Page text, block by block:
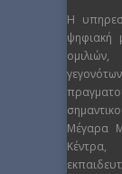
Η
ψηφιακή
Μέγαρα